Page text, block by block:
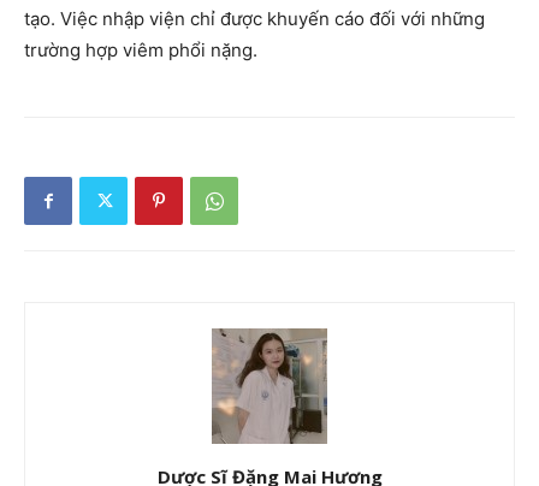
tạo. Việc nhập viện chỉ được khuyến cáo đối với những
trường hợp viêm phổi nặng.
Dược Sĩ Đặng Mai Hương